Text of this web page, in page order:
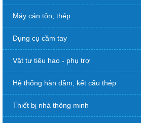
Máy cán tôn, thép
Dụng cụ cầm tay
Vật tư tiêu hao - phụ trợ
Hệ thống hàn dầm, kết cấu thép
Thiết bị nhà thông minh